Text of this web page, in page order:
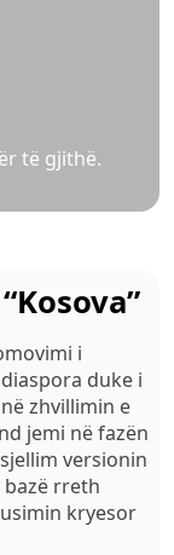
të gjithë.
i
duke i
zhvillimin e
jemi në fazën
versionin
rreth
kryesor